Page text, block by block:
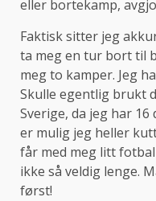
eller bortekamp,
Faktisk sitter jeg
ta meg en tur bort til
meg to kamper. Jeg
Skulle egentlig brukt
Sverige, da jeg har
er mulig jeg heller
får med meg litt
ikke så veldig lenge.
først!